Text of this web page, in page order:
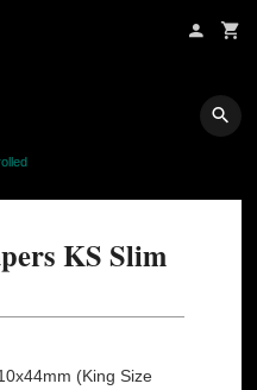
KS Slim
(King Size